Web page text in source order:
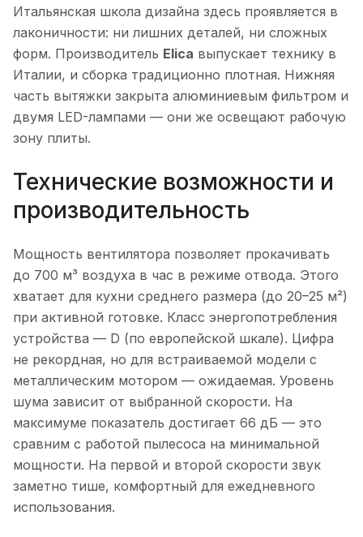
Итальянская школа дизайна здесь проявляется в
лаконичности: ни лишних деталей, ни сложных
форм. Производитель Elica выпускает технику в
Италии, и сборка традиционно плотная. Нижняя
часть вытяжки закрыта алюминиевым фильтром и
двумя LED-лампами — они же освещают рабочую
зону плиты.
Технические возможности и
производительность
Мощность вентилятора позволяет прокачивать
до 700 м³ воздуха в час в режиме отвода. Этого
хватает для кухни среднего размера (до 20–25 м²)
при активной готовке. Класс энергопотребления
устройства — D (по европейской шкале). Цифра
не рекордная, но для встраиваемой модели с
металлическим мотором — ожидаемая. Уровень
шума зависит от выбранной скорости. На
максимуме показатель достигает 66 дБ — это
сравним с работой пылесоса на минимальной
мощности. На первой и второй скорости звук
заметно тише, комфортный для ежедневного
использования.